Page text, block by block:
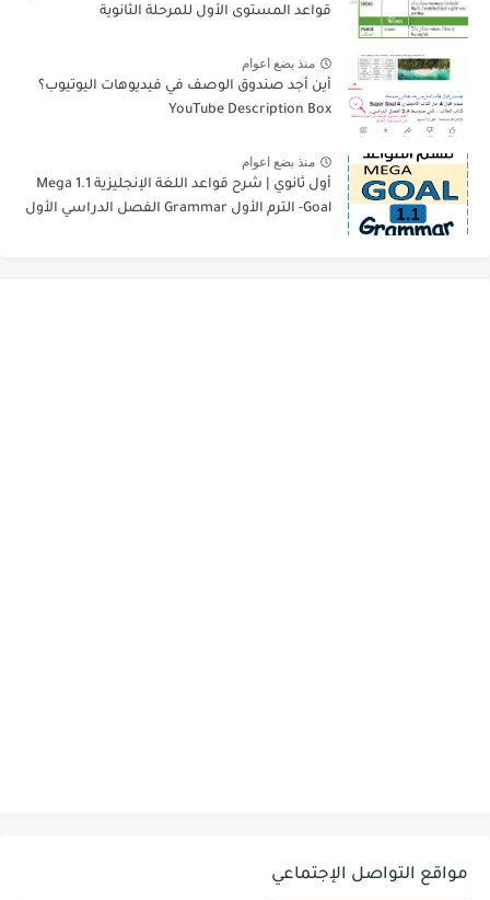
قواعد المستوى الأول للمرحلة الثانوية
منذ بضع اعوام
أين أجد صندوق الوصف في فيديوهات اليوتيوب؟
YouTube Description Box
منذ بضع اعوام
أول ثانوي | شرح قواعد اللغة الإنجليزية 1.1 Mega
Goal- الترم الأول Grammar الفصل الدراسي الأول
مواقع التواصل الإجتماعي